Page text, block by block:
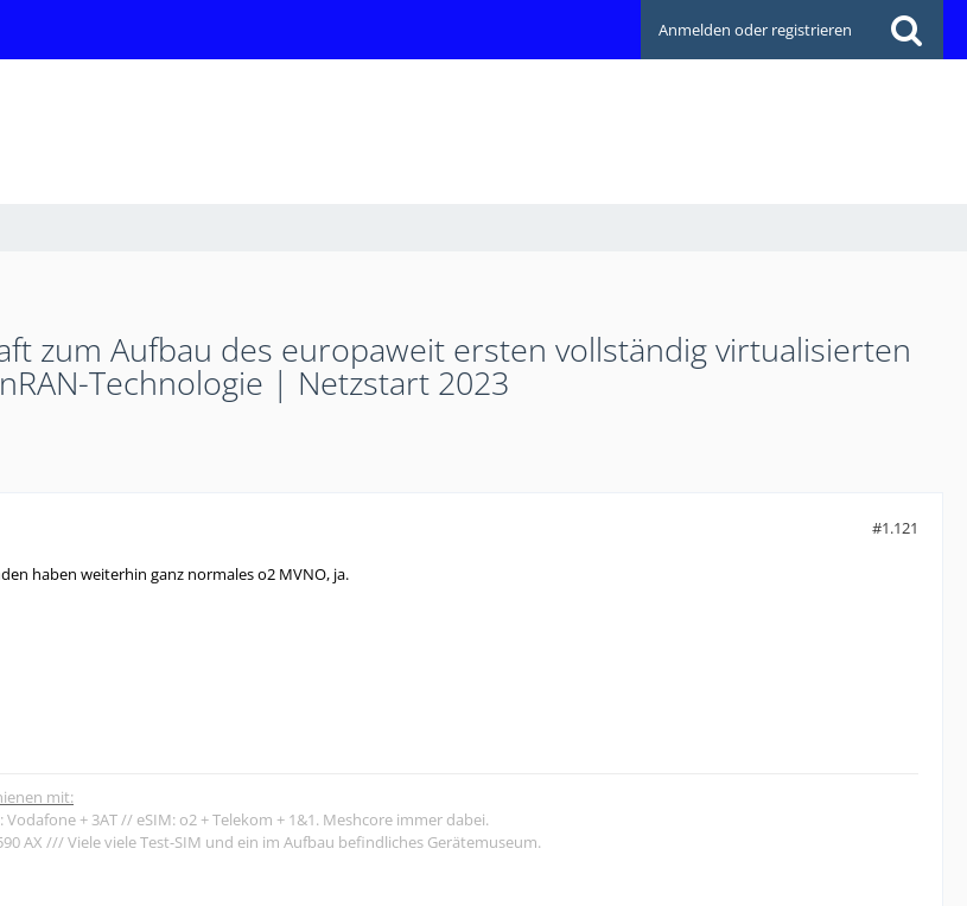
Anmelden oder registrieren
zum Aufbau des europaweit ersten vollständig virtualisierten
Technologie | Netzstart 2023
#1.121
haben weiterhin ganz normales o2 MVNO, ja.
mit:
Vodafone + 3AT // eSIM: o2 + Telekom + 1&1. Meshcore immer dabei.
AX /// Viele viele Test-SIM und ein im Aufbau befindliches Gerätemuseum.